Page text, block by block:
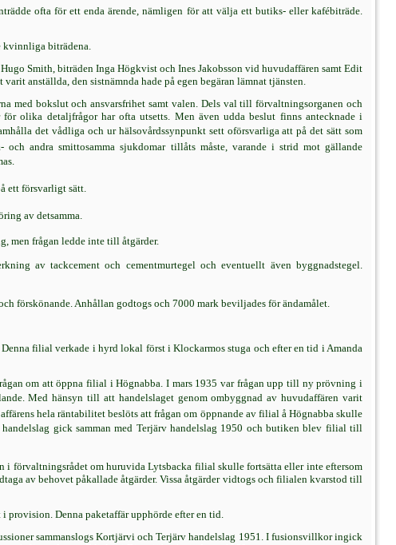
ofta för ett enda ärende, nämligen för att välja ett butiks- eller kafébiträde.
kvinnliga biträdena.
Smith, biträden Inga Högkvist och Ines Jakobsson vid huvudaffären samt Edit
anställda, den sistnämnda hade på egen begäran lämnat tjänsten.
med bokslut och ansvarsfrihet samt valen. Dels val till förvaltningsorganen och
olika detaljfrågor har ofta utsetts. Men även udda beslut finns antecknade i
det vådliga och ur hälsovårdssynpunkt sett oförsvarliga att på det sätt som
andra smittosamma sjukdomar tillåts måste, varande i strid mot gällande
ett försvarligt sätt.
av detsamma.
men frågan ledde inte till åtgärder.
av tackcement och cementmurtegel och eventuellt även byggnadstegel.
förskönande. Anhållan godtogs och 7000 mark beviljades för ändamålet.
filial verkade i hyrd lokal först i Klockarmos stuga och efter en tid i Amanda
om att öppna filial i Högnabba. I mars 1935 var frågan upp till ny prövning i
Med hänsyn till att handelslaget genom ombyggnad av huvudaffären varit
hela räntabilitet beslöts att frågan om öppnande av filial å Högnabba skulle
handelslag gick samman med Terjärv handelslag 1950 och butiken blev filial till
förvaltningsrådet om huruvida Lytsbacka filial skulle fortsätta eller inte eftersom
av behovet påkallade åtgärder. Vissa åtgärder vidtogs och filialen kvarstod till
provision. Denna paketaffär upphörde efter en tid.
sammanslogs Kortjärvi och Terjärv handelslag 1951. I fusionsvillkor ingick